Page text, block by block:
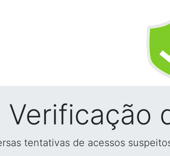
Verificação
tentativas de acessos